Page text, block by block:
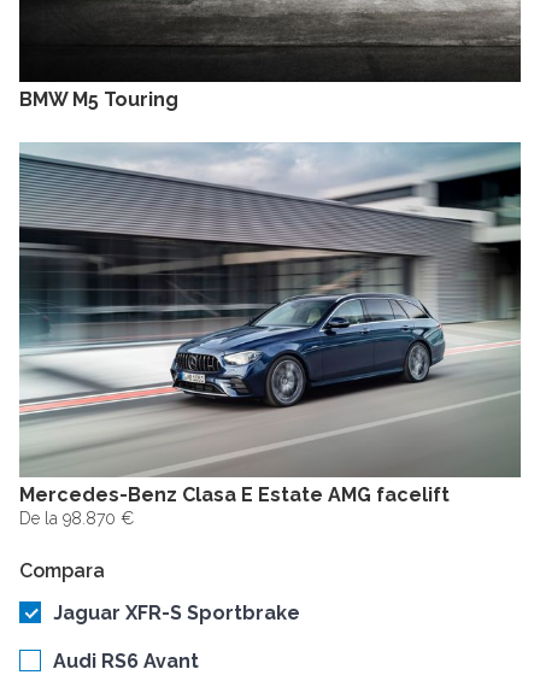
BMW M5 Touring
Mercedes-Benz Clasa E Estate AMG facelift
De la 98.870 €
Compara
Jaguar XFR-S Sportbrake
Audi RS6 Avant